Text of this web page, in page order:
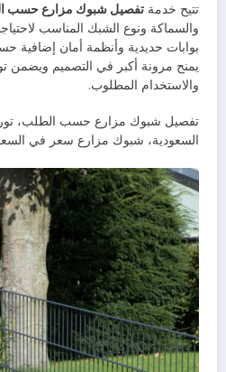
تتيح خدمة تفصيل شبوك مزارع حسب
والسماكة ونوع الشبك المناسب
بوابات حديدية وأنظمة أمان إضافية
يمنح مرونة أكبر في التصميم ويضمن
والاستخدام المطلوب.
تفصيل شبوك مزارع حسب الطلب،
السعودية، شبوك مزارع سعر في